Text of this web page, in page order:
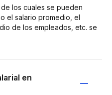
los cuales se pueden
el salario promedio, el
de los empleados, etc. se
en